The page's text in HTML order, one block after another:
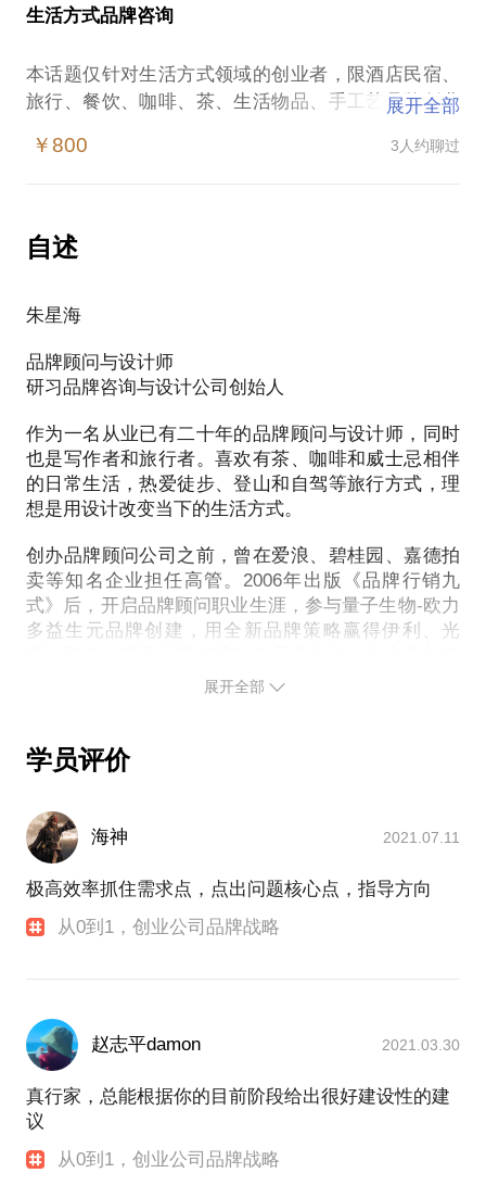
分析行业现状及竞争对手现状后，帮助学员准确找到
根据定位为初创品牌提供标识设计方向及品牌形象的
方向性建议。
?xml version="1.0" encoding="UTF-8"
我有十年以上艺术品拍卖公司、企业管理培训公司与
平、余世维等知名艺术家与企业管理专家的品牌推广
及项目推广。
我愿意与你分享的内容包括：
牌创建的建议；
PS.在选择与我见面前，请把你的问题更具体化。毕
竟一小时的谈话只能解决一个小问题。请把你的问题
提前发给我，方便我做更精确的准备，提升见面效
生活方式品牌咨询
本话题仅针对生活方式领域的创业者，限酒店民宿、
旅行、餐饮、咖啡、茶、生活物品、手工艺品牌创业
展开全部
￥800 3人约聊过
自述
朱星海
品牌顾问与设计师
研习品牌咨询与设计公司创始人
作为一名从业已有二十年的品牌顾问与设计师，同时
也是写作者和旅行者。喜欢有茶、咖啡和威士忌相伴
的日常生活，热爱徒步、登山和自驾等旅行方式，理
想是用设计改变当下的生活方式。
创办品牌顾问公司之前，曾在爱浪、碧桂园、嘉德拍
卖等知名企业担任高管。2006年出版《品牌行销九
式》后，开启品牌顾问职业生涯，参与量子生物-欧力
多益生元品牌创建，用全新品牌策略赢得伊利、光
力多益生元的新产品。2010年量子生物（300149）在
2011年在广州创办品牌顾问公司。先后服务过万科、
2018年在成都创办研习品牌设计公司，专注于生活方
式品牌的设计咨询，开启了对生活方式领域和中式生
活美学的未来的探寻。截止到2022年底，朱星海先后
主导了200多个品牌的新品牌创建或品牌升级，包括
大公司品牌：万物云、巴图鲁、大钲资本、香港天赋
资本
生活方式品牌：远家、木墨、驾咖啡、诗婢家、寻麓
书馆、众书房、众美术馆、隐贤山房、白隙、边界音
KSE国际教育、幸喜春、仆少家、雨菡家庭农场；
展开全部
学员评价
海神 2021.07.11
极高效率抓住需求点，点出问题核心点，指导方向
从0到1，创业公司品牌战略
赵志平damon 2021.03.30
真行家，总能根据你的目前阶段给出很好建设性的建
议
从0到1，创业公司品牌战略